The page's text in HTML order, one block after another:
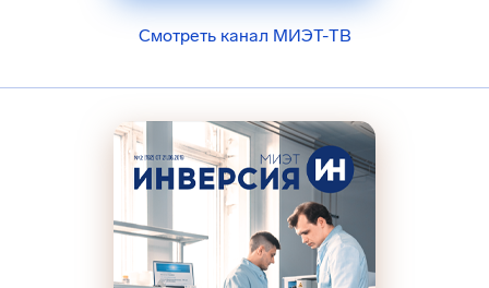
Смотреть канал МИЭТ-ТВ